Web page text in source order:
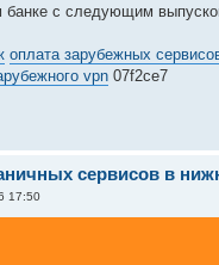
банке с следующим
оплата зарубежных
vpn 07f2ce7
сервисов в
17:50